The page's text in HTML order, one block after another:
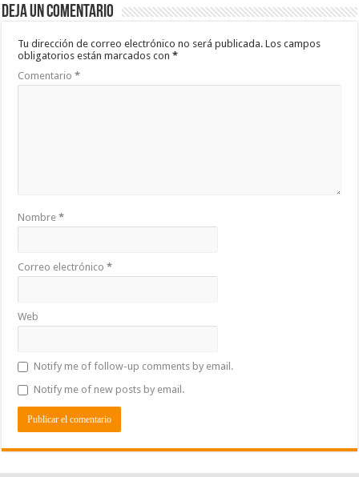
Deja un comentario
Tu dirección de correo electrónico no será publicada. Los campos
obligatorios están marcados con*
Comentario*
Nombre*
Correo electrónico*
Web
Notify me of follow-up comments by email.
Notify me of new posts by email.